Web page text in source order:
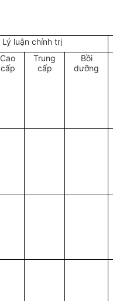
Lý luận chính trị
Cao
cấp
Trung
cấp
Bồi
dưỡng